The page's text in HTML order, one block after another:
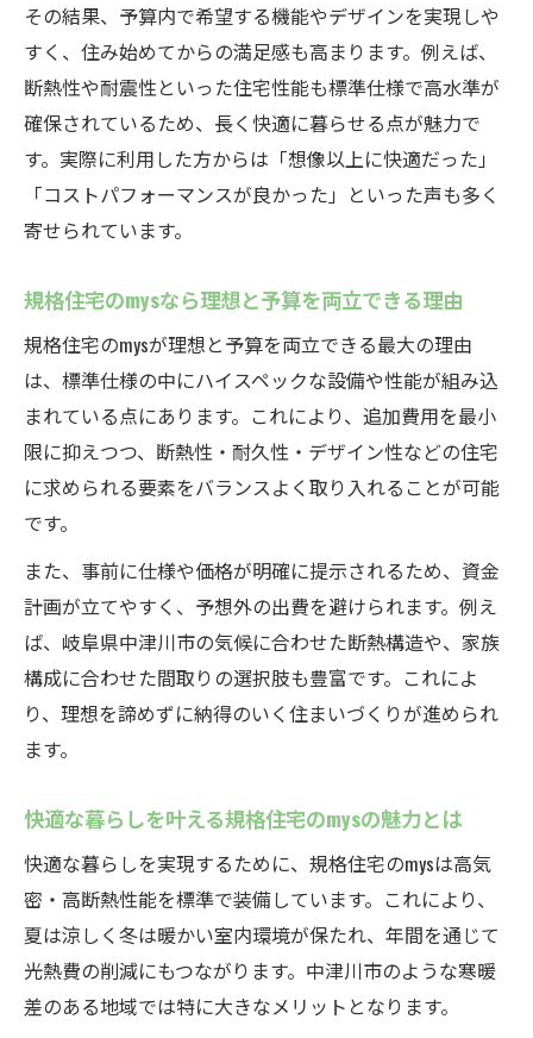
とは
規格住宅のmysがもたらす中津川市の新しい
住環境
ハイスペックな規格住宅のmysの魅力とは
規格住宅のmysが誇るハイスペック仕様の秘
密
規格住宅のmysで安心のハイスペック住宅を
選ぶ
規格住宅のmysが実現する高性能な標準仕様
快適性と安全性を両立する規格住宅のmysの
魅力
納得感重視ならmysの住宅で快適生活へ
入れる
規格住宅のmys選びで後悔しないポイント解
説
家づくりに迷ったら規格住宅のmysが安心な
理由
規格住宅のmysで叶える満足度の高い生活空
性能とデザイン両立の住まいづくり体験談
規格住宅のmysで性能とデザインを両立した
事例
規格住宅のmysを選んだ方のリアルな体験を
その結果、予算内で希望する機能やデザインを実現しや
すく、住み始めてからの満足感も高まります。例えば、
断熱性や耐震性といった住宅性能も標準仕様で高水準が
確保されているため、長く快適に暮らせる点が魅力で
す。実際に利用した方からは「想像以上に快適だった」
「コストパフォーマンスが良かった」といった声も多く
寄せられています。
規格住宅のmysなら理想と予算を両立できる理由
規格住宅のmysが理想と予算を両立できる最大の理由
は、標準仕様の中にハイスペックな設備や性能が組み込
まれている点にあります。これにより、追加費用を最小
限に抑えつつ、断熱性・耐久性・デザイン性などの住宅
に求められる要素をバランスよく取り入れることが可能
です。
また、事前に仕様や価格が明確に提示されるため、資金
計画が立てやすく、予想外の出費を避けられます。例え
ば、岐阜県中津川市の気候に合わせた断熱構造や、家族
構成に合わせた間取りの選択肢も豊富です。これによ
り、理想を諦めずに納得のいく住まいづくりが進められ
ます。
快適な暮らしを叶える規格住宅のmysの魅力とは
快適な暮らしを実現するために、規格住宅のmysは高気
密・高断熱性能を標準で装備しています。これにより、
夏は涼しく冬は暖かい室内環境が保たれ、年間を通じて
光熱費の削減にもつながります。中津川市のような寒暖
差のある地域では特に大きなメリットとなります。